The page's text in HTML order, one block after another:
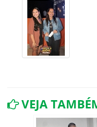
VEJA